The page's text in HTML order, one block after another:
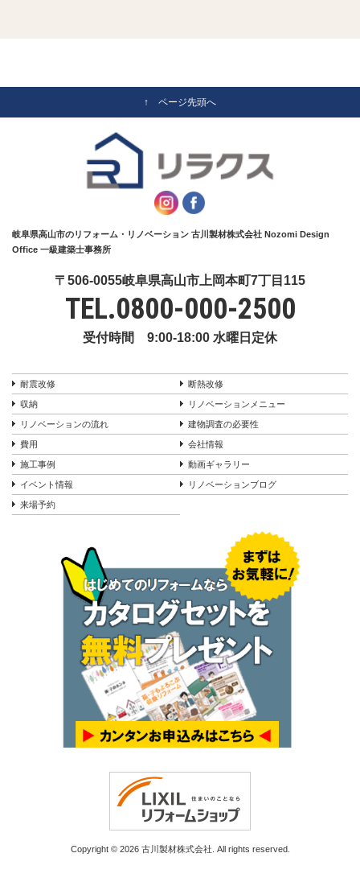
↑ ページ先頭へ
岐阜県高山市のリフォーム・リノベーション 古川製材株式会社 Nozomi Design
Office 一級建築士事務所
〒506-0055岐阜県高山市上岡本町7丁目115
TEL.0800-000-2500
受付時間 9:00-18:00 水曜日定休
耐震改修 断熱改修
収納 リノベーションメニュー
リノベーションの流れ 建物調査の必要性
費用 会社情報
施工事例 動画ギャラリー
イベント情報 リノベーションブログ
来場予約
Copyright © 2026 古川製材株式会社. All rights reserved.